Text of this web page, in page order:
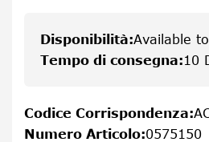
Disponibilità:Available
Tempo di consegna:10
Codice Corrispondenza:
Numero Articolo:0575150